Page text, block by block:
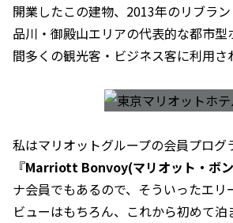
開業したこの建物、2013年のリブラン
品川・御殿山エリアの代表的な都市型
間多くの観光客・ビジネス客に利用さ
私はマリオットグループの会員プログ
『Marriott Bonvoy(マリオット・ボ
ナ会員でもあるので、そういったエリ
ビューはもちろん、これから初めて